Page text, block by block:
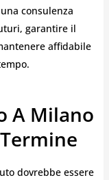
consulenza
garantire il
affidabile
A Milano
dovrebbe essere